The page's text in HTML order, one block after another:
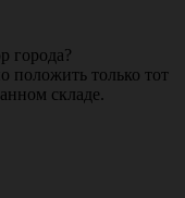
города?
положить только тот
складе.